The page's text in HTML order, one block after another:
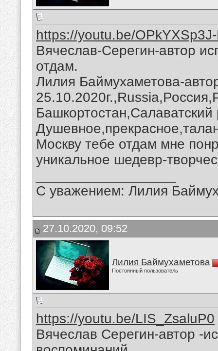
https://youtu.be/
Вячеслав-Серегин-автор
отдам.
Лилия Баймухаметова-
Москву тебе отдам мне
уникальное шедевр-
С уважением: Лилия
27.10.2020, 09:52
Лилия Баймухаметова
Постоянный пользователь
https://youtu.be/LIS_ZsaluP0
Вячеслав Серегин-автор -